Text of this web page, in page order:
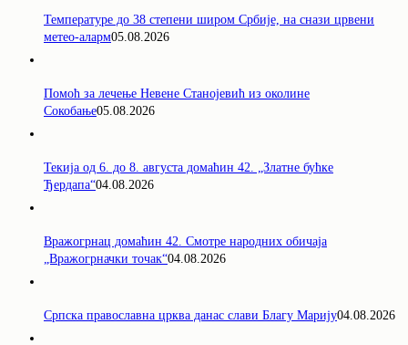
Температуре до 38 степени широм Србије, на снази црвени
метео-аларм05.08.2026
Помоћ за лечење Невене Станојевић из околине
Сокобање05.08.2026
Текија од 6. до 8. августа домаћин 42. „Златне бућке
Ђердапа“04.08.2026
Вражогрнац домаћин 42. Смотре народних обичаја
„Вражогрначки точак“04.08.2026
Српска православна црква данас слави Благу Марију04.08.2026